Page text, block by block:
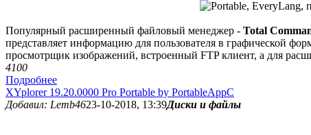
Популярный расширенный файловый менеджер - Total
представляет информацию для пользователя в графической
просмотрщик изображений, встроенный FTP клиент, а для
4100
Подробнее
XYplorer 19.20.0000 Pro Portable by PortableAppC
Добавил: Lemb4623-10-2018, 13:39Диски и файлы